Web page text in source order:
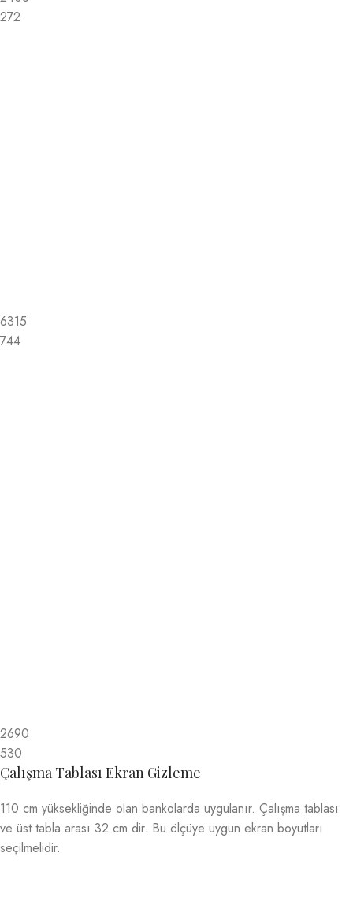
272
6315
744
2690
530
Çalışma Tablası Ekran Gizleme
110 cm yüksekliğinde olan bankolarda uygulanır. Çalışma tablası
ve üst tabla arası 32 cm dir. Bu ölçüye uygun ekran boyutları
seçilmelidir.